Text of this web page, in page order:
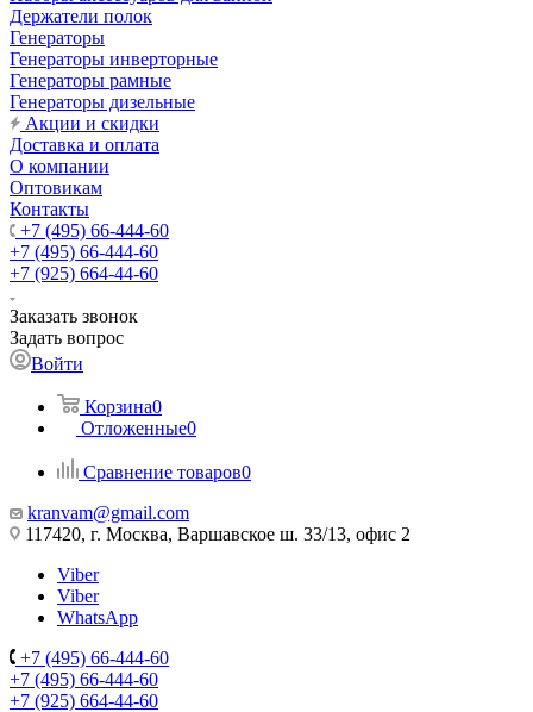
Держатели полок
Генераторы
Генераторы инверторные
Генераторы рамные
Генераторы дизельные
Акции и скидки
Доставка и оплата
О компании
Оптовикам
Контакты
+7 (495) 66-444-60
+7 (495) 66-444-60
+7 (925) 664-44-60
Заказать звонок
Задать вопрос
Войти
Корзина0
Отложенные0
Сравнение товаров0
kranvam@gmail.com
117420, г. Москва, Варшавское ш. 33/13, офис 2
Viber
Viber
WhatsApp
+7 (495) 66-444-60
+7 (495) 66-444-60
+7 (925) 664-44-60